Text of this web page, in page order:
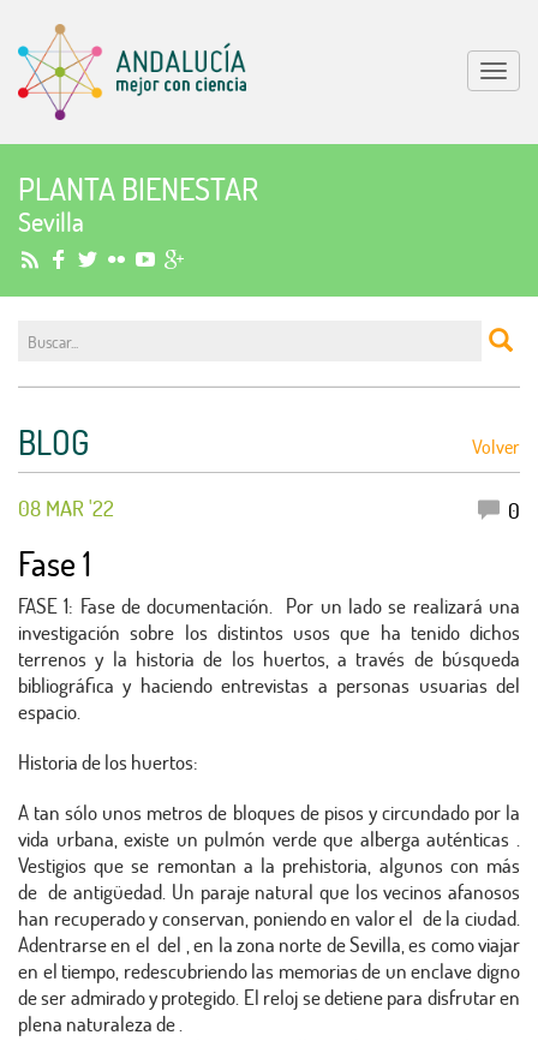
menu
PLANTA BIENESTAR
Sevilla
BLOG Volver
08 MAR '22 0
Fase 1
FASE 1: Fase de documentación. Por un lado se realizará una
investigación sobre los distintos usos que ha tenido dichos
terrenos y la historia de los huertos, a través de búsqueda
bibliográfica y haciendo entrevistas a personas usuarias del
espacio.
Historia de los huertos:
A tan sólo unos metros de bloques de pisos y circundado por la
vida urbana, existe un pulmón verde que alberga auténticas .
Vestigios que se remontan a la prehistoria, algunos con más
de de antigüedad. Un paraje natural que los vecinos afanosos
han recuperado y conservan, poniendo en valor el de la ciudad.
Adentrarse en el del , en la zona norte de Sevilla, es como viajar
en el tiempo, redescubriendo las memorias de un enclave digno
de ser admirado y protegido. El reloj se detiene para disfrutar en
plena naturaleza de .